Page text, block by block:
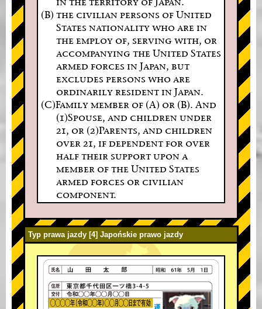
(B) the civilian persons of United
States nationality who are in
the employ of, serving with, or
accompanying the United States
armed forces in Japan, but
excludes persons who are
ordinarily resident in Japan.
(C)Family member of (A) or (B). And
(1)Spouse, and children under
21, or (2)Parents, and children
over 21, if dependent for over
half their support upon a
member of the United States
armed forces or civilian
component.
Typ prawa jazdy [4] Japońskie prawo jazdy